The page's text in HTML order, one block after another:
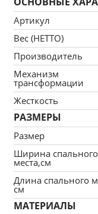
кресла
ST2236/60,
Чехол
Каркас ДСП,
Артикул
Вес (НЕТТО)
Производитель
Механизм
трансформации
Жесткость
РАЗМЕРЫ
Размер
Ширина спального
места,см
Длина спального
см
МАТЕРИАЛЫ